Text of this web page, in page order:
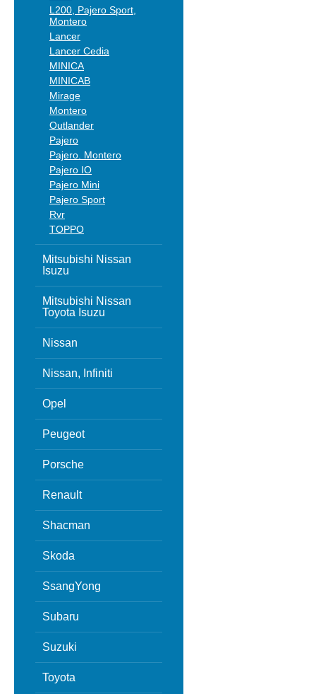
L200, Pajero Sport,
Montero
Lancer
Lancer Cedia
MINICA
MINICAB
Mirage
Montero
Outlander
Pajero
Pajero. Montero
Pajero IO
Pajero Mini
Pajero Sport
Rvr
TOPPO
Mitsubishi Nissan
Isuzu
Mitsubishi Nissan
Toyota Isuzu
Nissan
Nissan, Infiniti
Opel
Peugeot
Porsche
Renault
Shacman
Skoda
SsangYong
Subaru
Suzuki
Toyota